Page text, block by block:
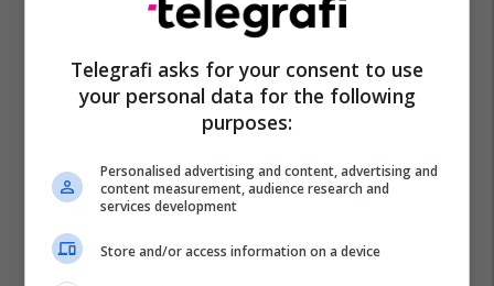
Telegrafi asks for your consent to use
your personal data for the following
purposes:
Personalised advertising and content, advertising and
content measurement, audience research and
services development
Store and/or access information on a device